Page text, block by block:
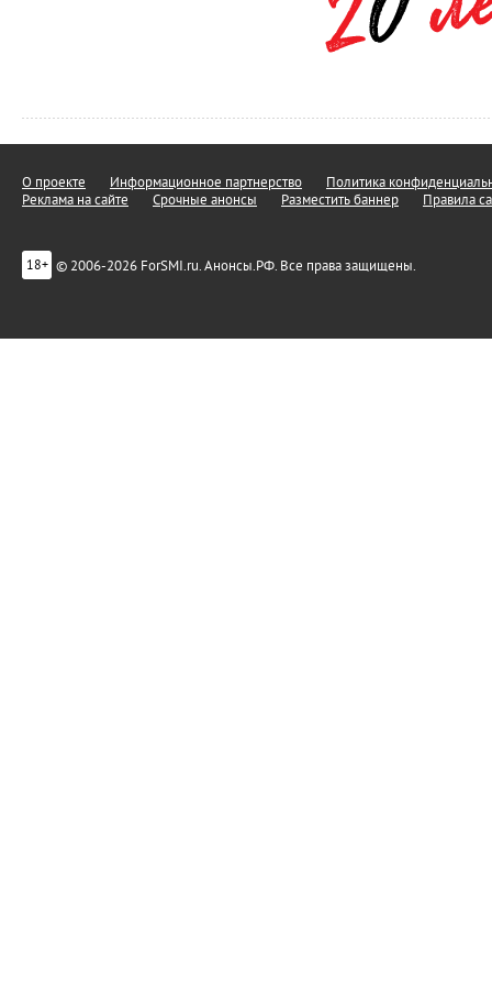
О проекте Информационное партнерство
Политика
Реклама на сайте
Срочные анонсы Разместить баннер Правила
18+ © 2006-2026 ForSMI.ru. Анонсы.РФ. Все права защищены.